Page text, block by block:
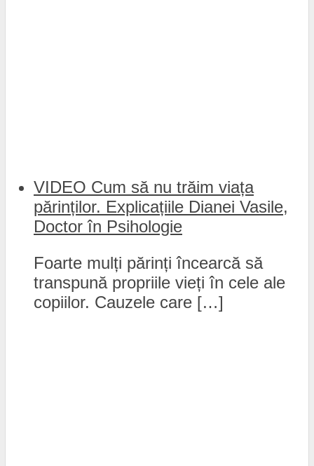
VIDEO Cum să nu trăim viața
părinților. Explicațiile Dianei Vasile,
Doctor în Psihologie
Foarte mulți părinți încearcă să
transpună propriile vieți în cele ale
copiilor. Cauzele care […]